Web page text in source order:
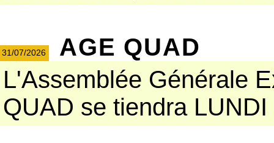
31/07/2026
AGE QUAD
L'Assemblée Générale
QUAD se tiendra